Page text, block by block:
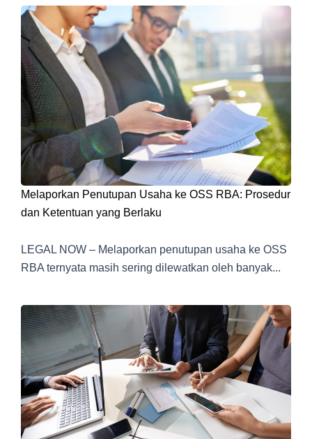
Melaporkan Penutupan Usaha ke OSS RBA: Prosedur
dan Ketentuan yang Berlaku
LEGAL NOW – Melaporkan penutupan usaha ke OSS
RBA ternyata masih sering dilewatkan oleh banyak...